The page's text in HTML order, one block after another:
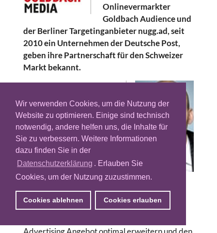
Wir verwenden Cookies, um die Nutzung der
Website zu optimieren. Einige sind technisch
notwendig, andere helfen uns, die Inhalte für
Sie zu verbessern. Weitere Informationen
dazu finden Sie in der
Datenschutzerklärung . Erlauben Sie
Cookies, um der Nutzung zuzustimmen.
Cookies ablehnen Cookies erlauben
Onlinevermarkter
Goldbach Audience und
der Berliner Targetinganbieter nugg.ad, seit
2010 ein Unternehmen der Deutsche Post,
geben ihre Partnerschaft für den Schweizer
Markt bekannt.
Alexander
Horrolt
Für Kunden der
sich die Möglichkeit
ergeben, die Zielgruppen
ihrer Online-Kampagnen
nach Soziodemografie
und Produktinteressen
sowie
Konsumgewohnheiten
oder -Absichten zu
adressieren. „Durch die Zusammenarbeit mit